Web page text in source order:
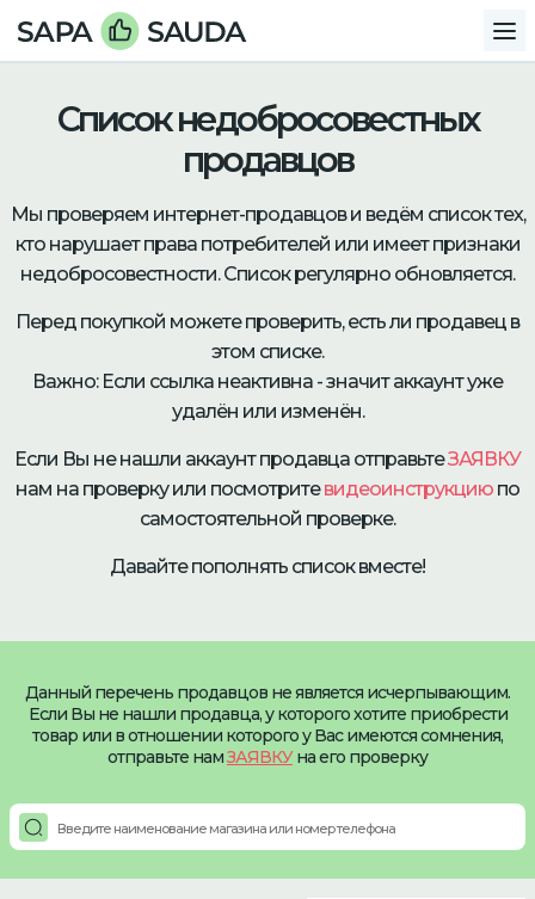
Список недобросовестных
продавцов
Мы проверяем интернет-продавцов и ведём список тех,
кто нарушает права потребителей или имеет признаки
недобросовестности. Список регулярно обновляется.
Перед покупкой можете проверить, есть ли продавец в
этом списке.
Важно: Если ссылка неактивна - значит аккаунт уже
удалён или изменён.
Если Вы не нашли аккаунт продавца отправьтеЗАЯВКУ
нам на проверку или посмотритевидеоинструкцию по
самостоятельной проверке.
Давайте пополнять список вместе!
Данный перечень продавцов не является исчерпывающим.
Если Вы не нашли продавца, у которого хотите приобрести
товар или в отношении которого у Вас имеются сомнения,
отправьте намЗАЯВКУна его проверку